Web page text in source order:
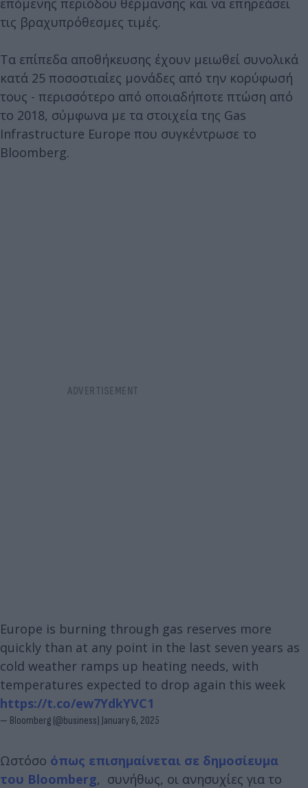
τις βραχυπρόθεσμες τιμές.
Τα επίπεδα αποθήκευσης έχουν μειωθεί συνολικά
κατά 25 ποσοστιαίες μονάδες από την κορύφωσή
τους - περισσότερο από οποιαδήποτε πτώση από
το 2018, σύμφωνα με τα στοιχεία της Gas
Infrastructure Europe που συγκέντρωσε το
Bloomberg.
Europe is burning through gas reserves more
quickly than at any point in the last seven years as
cold weather ramps up heating needs, with
temperatures expected to drop again this week
https://t.co/ew7YdkYVC1
— Bloomberg (@business) January 6, 2025
Ωστόσο όπως επισημαίνεται σε δημοσίευμα
του Bloomberg, συνήθως, οι ανησυχίες για το